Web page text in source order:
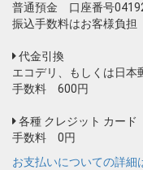
普通預金 口座番号
振込手数料はお客様負担
代金引換
エコデリ、もしくは日本
手数料 600円
各種 クレジット カード
手数料 0円
お支払いについての詳細